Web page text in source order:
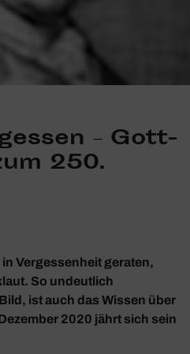
– Gott­
250.
Vergessenheit geraten,
So undeutlich
ist auch das Wissen über
2020 jährt sich sein